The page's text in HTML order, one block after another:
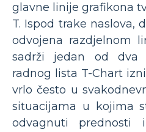
glavne linije grafikona
T. Ispod trake naslova,
odvojena razdjelnom
sadrži jedan od dva
radnog lista T-Chart
vrlo često u
situacijama u kojima
odvagnuti